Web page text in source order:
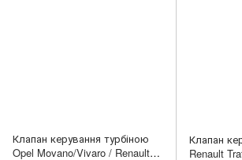
Клапан керування турбіною
Opel Movano/Vivaro / Renault
Клапан
Renault